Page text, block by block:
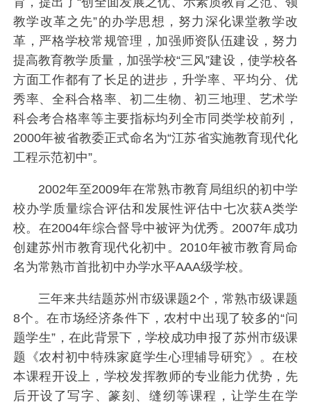
教学改革之先”的办学思想，努力深化课堂教学改
革，严格学校常规管理，加强师资队伍建设，努力
提高教育教学质量，加强学校“三风”建设，使学校各
方面工作都有了长足的进步，升学率、平均分、优
秀率、全科合格率、初二生物、初三地理、艺术学
科会考合格率等主要指标均列全市同类学校前列，
2000年被省教委正式命名为“江苏省实施教育现代化
工程示范初中”。
2002年至2009年在常熟市教育局组织的初中学
校办学质量综合评估和发展性评估中七次获A类学
校。在2004年综合督导中被评为优秀。2007年成功
创建苏州市教育现代化初中。2010年被市教育局命
名为常熟市首批初中办学水平AAA级学校。
三年来共结题苏州市级课题2个，常熟市级课题
8个。在市场经济条件下，农村中出现了较多的“问
题学生”，在此背景下，学校成功申报了苏州市级课
题《农村初中特殊家庭学生心理辅导研究》。在校
本课程开设上，学校发挥教师的专业能力优势，先
后开设了写字、篆刻、缝纫等课程，让学生在学